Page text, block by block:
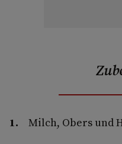
Milch, Obers und